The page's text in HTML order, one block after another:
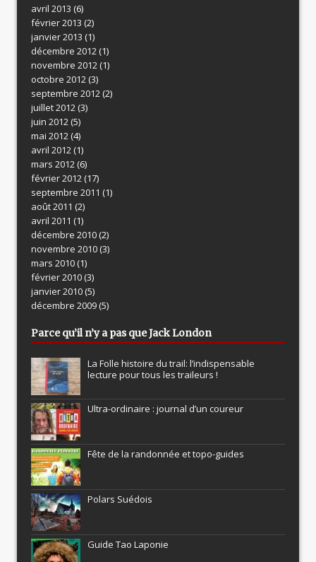
avril 2013 (6)
février 2013 (2)
janvier 2013 (1)
décembre 2012(1)
novembre 2012(1)
octobre 2012(3)
septembre 2012(2)
juillet 2012(3)
juin 2012(5)
mai 2012(4)
avril 2012(1)
mars 2012(6)
février 2012(17)
septembre 2011 (1)
août 2011 (2)
avril 2011 (1)
décembre 2010(2)
novembre 2010(3)
mars 2010(1)
février 2010(3)
janvier 2010(5)
décembre 2009(5)
Parce qu’il n’y a pas que Jack London
La Folle histoire du trail: l’indispensable
lecture pour tous les traileurs !
Ultra-ordinaire : journal d’un coureur
Fête de la randonnée et topo-guides
Polars Suédois
Guide Tao Laponie